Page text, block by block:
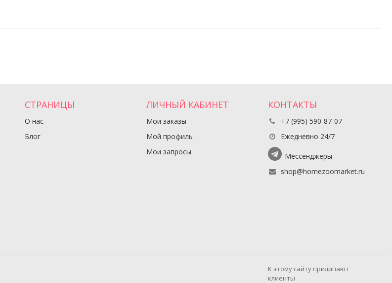
СТРАНИЦЫ
О нас
Блог
ЛИЧНЫЙ КАБИНЕТ
Мои заказы
Мой профиль
Мои запросы
КОНТАКТЫ
+7 (995) 590-87-07
Ежедневно 24/7
Мессенджеры
shop@homezoomarket.ru
К этому сайту прилипают
клиенты